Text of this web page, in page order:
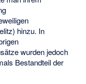
hinzu. In
wurden jedoch
Bestandteil der